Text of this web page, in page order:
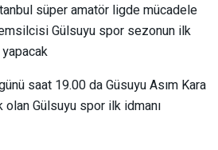
süper amatör ligde mücadele
Gülsuyu spor sezonun ilk
yapacak
saat 19.00 da Güsuyu Asım Kara
olan Gülsuyu spor ilk idmanı